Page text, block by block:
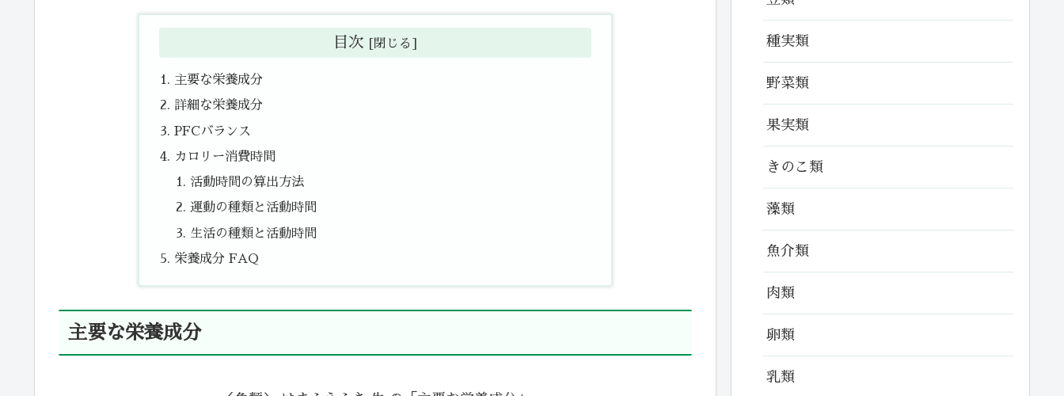
目次
主要な栄養成分
詳細な栄養成分
PFCバランス
カロリー消費時間
活動時間の算出方法
運動の種類と活動時間
生活の種類と活動時間
栄養成分 FAQ
主要な栄養成分
種実類
野菜類
果実類
きのこ類
藻類
魚介類
肉類
卵類
乳類